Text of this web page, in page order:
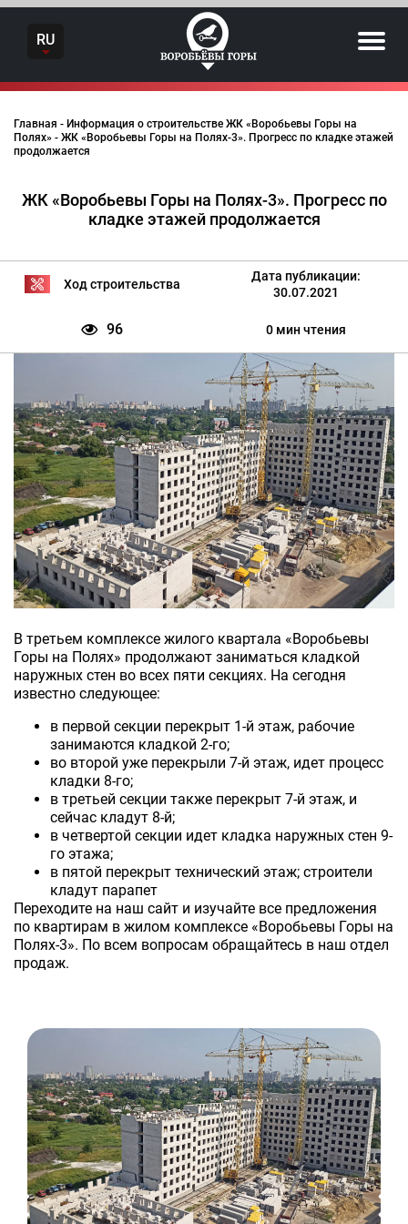
Skip
contentRU
Главная - Информация о строительстве ЖК «Воробьевы Горы на
Полях» - ЖК «Воробьевы Горы на Полях-3». Прогресс по кладке этажей
продолжается
ЖК «Воробьевы Горы на Полях-3». Прогресс по
кладке этажей продолжается
Ход строительства
Дата публикации:
30.07.2021
96 0 мин чтения
В третьем комплексе жилого квартала «Воробьевы
Горы на Полях» продолжают заниматься кладкой
наружных стен во всех пяти секциях. На сегодня
известно следующее:
в первой секции перекрыт 1-й этаж, рабочие
занимаются кладкой 2-го;
во второй уже перекрыли 7-й этаж, идет процесс
кладки 8-го;
в третьей секции также перекрыт 7-й этаж, и
сейчас кладут 8-й;
в четвертой секции идет кладка наружных стен 9-
го этажа;
в пятой перекрыт технический этаж; строители
кладут парапет
Переходите на наш сайт и изучайте все предложения
по квартирам в жилом комплексе «Воробьевы Горы на
Полях-3». По всем вопросам обращайтесь в наш отдел
продаж.